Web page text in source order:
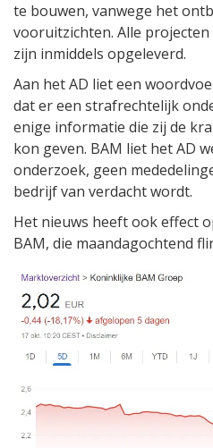
te bouwen, vanwege het
vooruitzichten. Alle
zijn inmiddels opgeleverd.
Aan het AD liet een
dat er een strafrechtelijk
enige informatie die zij de
kon geven. BAM liet het AD
onderzoek, geen
bedrijf van verdacht wordt.
Het nieuws heeft ook effect
BAM, die maandagochtend